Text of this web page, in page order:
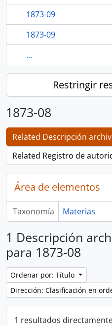
1873-09
1873-09
...
Restringir
1873-08
Related Descripción
Related Registro de
Área de elementos
Taxonomía Materias
1 Descripción
para 1873-08
Ordenar por: Título
Dirección: Clasificación en
1 resultados